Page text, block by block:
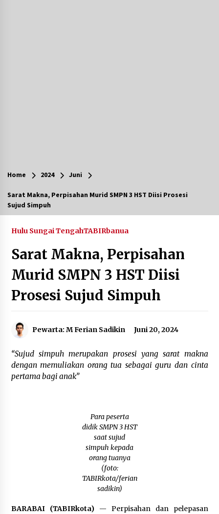
Keberlanjutan Masa Depan Lebih Hijau
Pimpin Kunker ke Pemkab Gunung Kidul
Agustus 5, 2026
Eksekusi Putusan PN, Kejari Kotabaru Setor
PNBP 400 Juta dari Kasus Tambang Ilegal
Agustus 5, 2026
Hadiri Forum Komunikasi dan Kemitraan BPJS,
Sekda Tapin Komitmen Tingkatkan Layanan
Inkracht van Gewisjde
Agustus 4, 2026
Balangan Pastikan Enam Prioritas
Pembangunan Tetap Berjalan
Agustus 4, 2026
Perkuat Tata Kelola Pemerintahan dan
Pelayanan Publik, Bupati Barito Utara Pimpin
Agustus 4, 2026
Home 2024 Juni
Sarat Makna, Perpisahan Murid SMPN 3 HST Diisi Prosesi
Sujud Simpuh
Hulu Sungai TengahTABIRbanua
Sarat Makna, Perpisahan
Murid SMPN 3 HST Diisi
Prosesi Sujud Simpuh
Pewarta: M Ferian Sadikin Juni 20, 2024
“Sujud simpuh merupakan prosesi yang sarat makna
dengan memuliakan orang tua sebagai guru dan cinta
pertama bagi anak”
Para peserta
didik SMPN 3 HST
saat sujud
simpuh kepada
orang tuanya
(foto:
TABIRkota/ferian
sadikin)
BARABAI (TABIRkota)— Perpisahan dan pelepasan